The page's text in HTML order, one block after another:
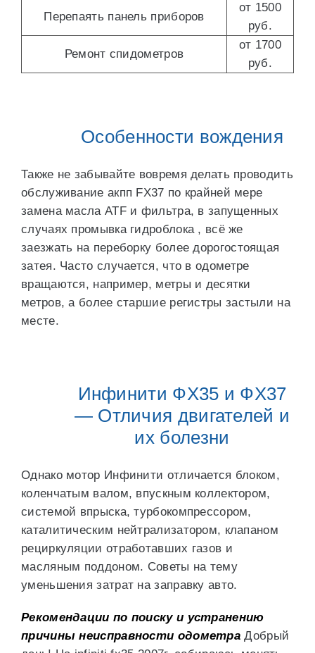
Перепаять панель приборов
от 1500
руб.
Ремонт спидометров
от 1700
руб.
Особенности вождения
Также не забывайте вовремя делать проводить
обслуживание акпп FX37 по крайней мере
замена масла ATF и фильтра, в запущенных
случаях промывка гидроблока , всё же
заезжать на переборку более дорогостоящая
затея. Часто случается, что в одометре
вращаются, например, метры и десятки
метров, а более старшие регистры застыли на
месте.
Инфинити ФХ35 и ФХ37
— Отличия двигателей и
их болезни
Однако мотор Инфинити отличается блоком,
коленчатым валом, впускным коллектором,
системой впрыска, турбокомпрессором,
каталитическим нейтрализатором, клапаном
рециркуляции отработавших газов и
масляным поддоном. Советы на тему
уменьшения затрат на заправку авто.
Рекомендации по поиску и устранению
причины неисправности одометра Добрый